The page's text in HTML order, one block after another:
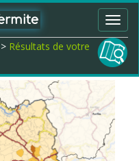
> Résultats de votre